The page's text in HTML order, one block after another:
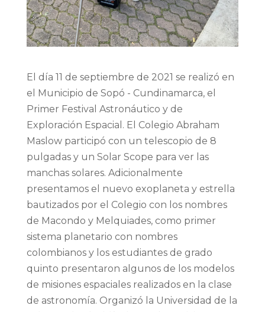
El día 11 de septiembre de 2021 se realizó en
el Municipio de Sopó - Cundinamarca, el
Primer Festival Astronáutico y de
Exploración Espacial. El Colegio Abraham
Maslow participó con un telescopio de 8
pulgadas y un Solar Scope para ver las
manchas solares. Adicionalmente
presentamos el nuevo exoplaneta y estrella
bautizados por el Colegio con los nombres
de Macondo y Melquiades, como primer
sistema planetario con nombres
colombianos y los estudiantes de grado
quinto presentaron algunos de los modelos
de misiones espaciales realizados en la clase
de astronomía. Organizó la Universidad de la